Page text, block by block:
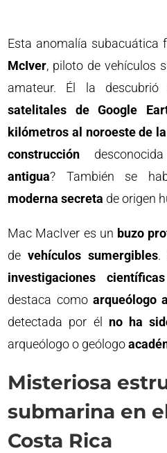
Esta anomalía subacuática
McIver, piloto de vehículos
amateur. Él la
satelitales de Google
kilómetros al noroeste de
construcción
antigua? También se
moderna secreta de origen
Mac MacIver es un buzo
devehículos sumergibles.
investigaciones científicas
destaca como arqueólogo
detectada por él no ha
arqueólogo o geólogo
Misteriosa
submarina en
Costa Rica